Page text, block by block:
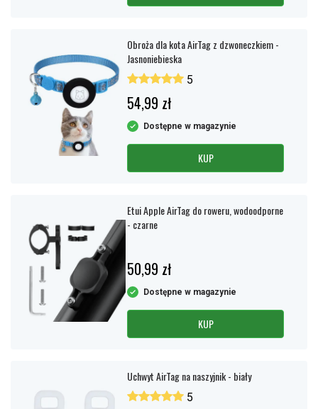
Obroża dla kota AirTag z dzwoneczkiem -
Jasnoniebieska
5
54,99 zł
Dostępne w magazynie
KUP
Etui Apple AirTag do roweru, wodoodporne
- czarne
50,99 zł
Dostępne w magazynie
KUP
Uchwyt AirTag na naszyjnik - biały
5